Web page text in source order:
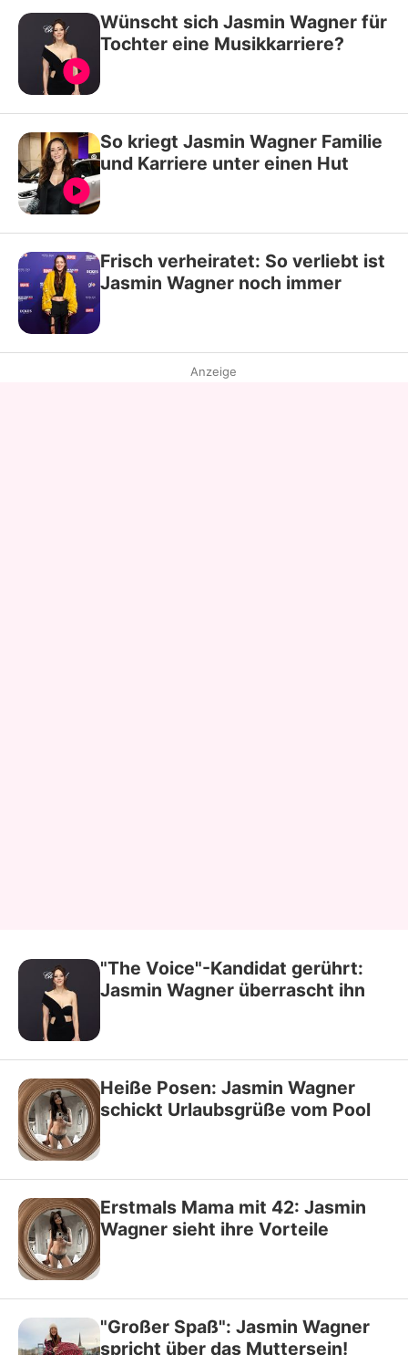
Wünscht sich Jasmin Wagner für
Tochter eine Musikkarriere?
So kriegt Jasmin Wagner Familie
und Karriere unter einen Hut
Frisch verheiratet: So verliebt ist
Jasmin Wagner noch immer
Anzeige
"The Voice"-Kandidat gerührt:
Jasmin Wagner überrascht ihn
Heiße Posen: Jasmin Wagner
schickt Urlaubsgrüße vom Pool
Erstmals Mama mit 42: Jasmin
Wagner sieht ihre Vorteile
"Großer Spaß": Jasmin Wagner
spricht über das Muttersein!